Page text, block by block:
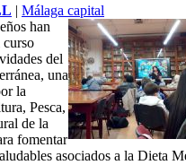
| Málaga capital
han
curso
del
una
la
Pesca,
de la
fomentar
asociados a la Dieta